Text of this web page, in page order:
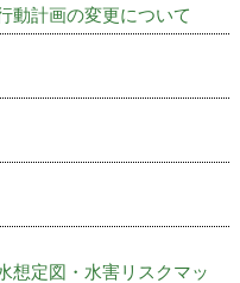
動計画の変更について
想定図・水害リスクマッ